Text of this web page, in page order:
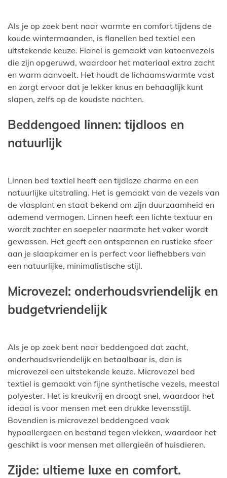
Als je op zoek bent naar warmte en comfort tijdens de
koude wintermaanden, is flanellen bed textiel een
uitstekende keuze. Flanel is gemaakt van katoenvezels
die zijn opgeruwd, waardoor het materiaal extra zacht
en warm aanvoelt. Het houdt de lichaamswarmte vast
en zorgt ervoor dat je lekker knus en behaaglijk kunt
slapen, zelfs op de koudste nachten.
Beddengoed linnen: tijdloos en
natuurlijk
Linnen bed textiel heeft een tijdloze charme en een
natuurlijke uitstraling. Het is gemaakt van de vezels van
de vlasplant en staat bekend om zijn duurzaamheid en
ademend vermogen. Linnen heeft een lichte textuur en
wordt zachter en soepeler naarmate het vaker wordt
gewassen. Het geeft een ontspannen en rustieke sfeer
aan je slaapkamer en is perfect voor liefhebbers van
een natuurlijke, minimalistische stijl.
Microvezel: onderhoudsvriendelijk en
budgetvriendelijk
Als je op zoek bent naar beddengoed dat zacht,
onderhoudsvriendelijk en betaalbaar is, dan is
microvezel een uitstekende keuze. Microvezel bed
textiel is gemaakt van fijne synthetische vezels, meestal
polyester. Het is kreukvrij en droogt snel, waardoor het
ideaal is voor mensen met een drukke levensstijl.
Bovendien is microvezel beddengoed vaak
hypoallergeen en bestand tegen vlekken, waardoor het
geschikt is voor mensen met allergieën of huisdieren.
Zijde: ultieme luxe en comfort.